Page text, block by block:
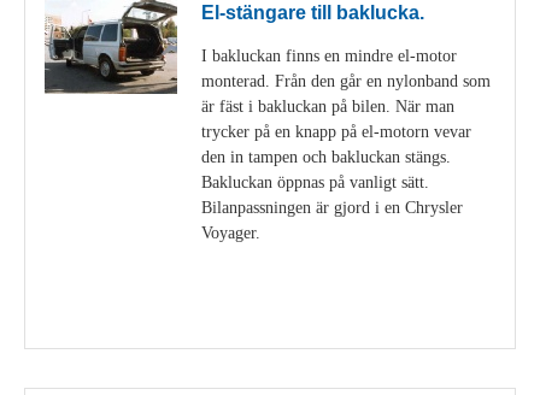
El-stängare till baklucka.
I bakluckan finns en mindre el-motor
monterad. Från den går en nylonband som
är fäst i bakluckan på bilen. När man
trycker på en knapp på el-motorn vevar
den in tampen och bakluckan stängs.
Bakluckan öppnas på vanligt sätt.
Bilanpassningen är gjord i en Chrysler
Voyager.